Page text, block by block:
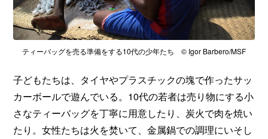
ティーバッグを売る準備をする10代の少年たち © Igor Barbero/MSF
子どもたちは、タイヤやプラスチックの塊で作ったサッ
カーボールで遊んでいる。10代の若者は売り物にする小
さなティーバッグを丁寧に用意したり、炭火で肉を焼い
たり。女性たちは火を焚いて、金属鍋での調理にいそし